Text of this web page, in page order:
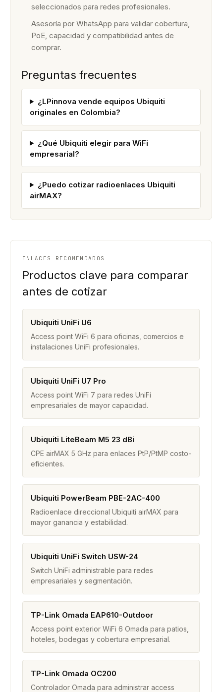
seleccionados para redes profesionales.
Asesoría por WhatsApp para validar cobertura,
PoE, capacidad y compatibilidad antes de
comprar.
Preguntas frecuentes
¿LPinnova vende equipos Ubiquiti
originales en Colombia?
¿Qué Ubiquiti elegir para WiFi
empresarial?
¿Puedo cotizar radioenlaces Ubiquiti
airMAX?
ENLACES RECOMENDADOS
Productos clave para comparar
antes de cotizar
Ubiquiti UniFi U6
Access point WiFi 6 para oficinas, comercios e
instalaciones UniFi profesionales.
Ubiquiti UniFi U7 Pro
Access point WiFi 7 para redes UniFi
empresariales de mayor capacidad.
Ubiquiti LiteBeam M5 23 dBi
CPE airMAX 5 GHz para enlaces PtP/PtMP costo-
eficientes.
Ubiquiti PowerBeam PBE-2AC-400
Radioenlace direccional Ubiquiti airMAX para
mayor ganancia y estabilidad.
Ubiquiti UniFi Switch USW-24
Switch UniFi administrable para redes
empresariales y segmentación.
TP-Link Omada EAP610-Outdoor
Access point exterior WiFi 6 Omada para patios,
hoteles, bodegas y cobertura empresarial.
TP-Link Omada OC200
Controlador Omada para administrar access